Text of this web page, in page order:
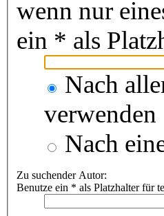
wenn nur
ein * als
Nach
verwenden
Nach
Zu suchender Autor:
Benutze ein * als Platzhalter für